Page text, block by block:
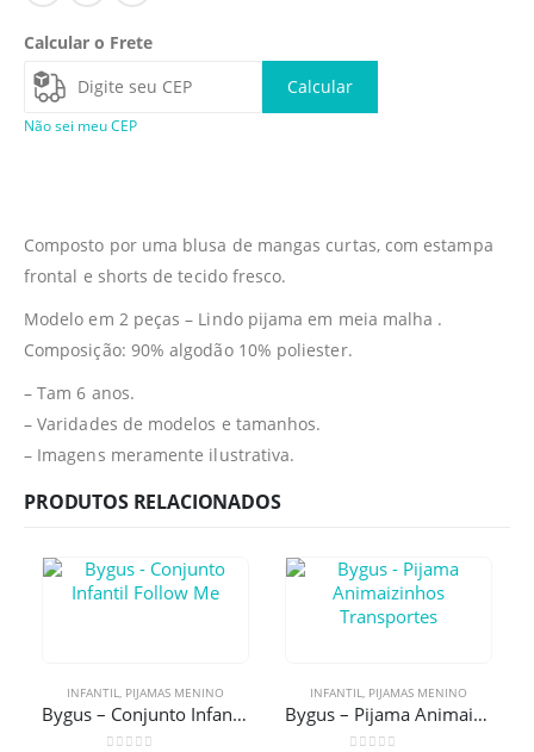
Calcular o Frete
Calcular
Não sei meu CEP
Composto por uma blusa de mangas curtas, com estampa
frontal e shorts de tecido fresco.
Modelo em 2 peças – Lindo pijama em meia malha .
Composição: 90% algodão 10% poliester.
– Tam 6 anos.
– Varidades de modelos e tamanhos.
– Imagens meramente ilustrativa.
PRODUTOS RELACIONADOS
INFANTIL, PIJAMAS MENINO
Bygus – Conjunto Infantil Follow Me
INFANTIL, PIJAMAS MENINO
Bygus – Pijama Animaizinhos Transportes